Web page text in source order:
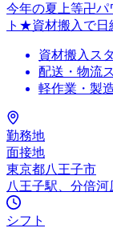
今年の夏上等卍パ
ト★資材搬入で
資材搬入ス
配送・物流
軽作業・製
勤務地
面接地
東京都八王子市
八王子駅、分倍
シフト